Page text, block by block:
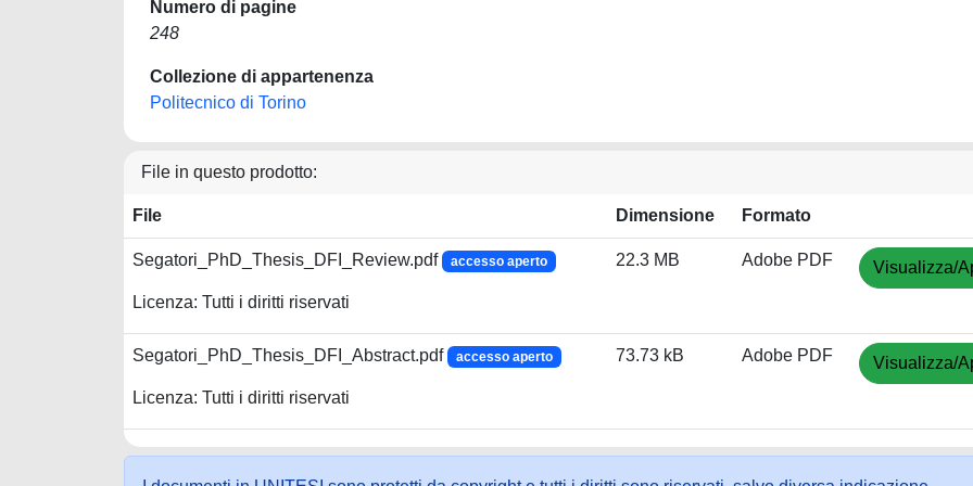
Numero di pagine
248
Collezione di appartenenza
Politecnico di Torino
File in questo prodotto:
File Dimensione Formato
Segatori_PhD_Thesis_DFI_Review.pdf accesso aperto
Licenza: Tutti i diritti riservati
22.3 MB Adobe PDF Visualizza/
Segatori_PhD_Thesis_DFI_Abstract.pdf accesso aperto
Licenza: Tutti i diritti riservati
73.73 kB Adobe PDF Visualizza/